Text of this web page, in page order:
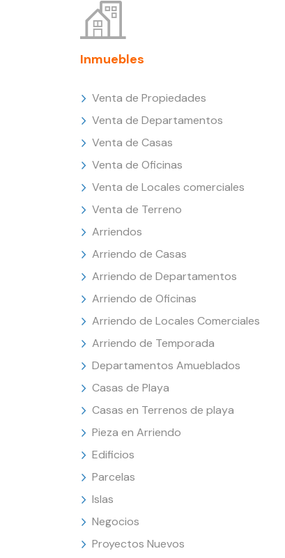
Inmuebles
Venta de Propiedades
Venta de Departamentos
Venta de Casas
Venta de Oficinas
Venta de Locales comerciales
Venta de Terreno
Arriendos
Arriendo de Casas
Arriendo de Departamentos
Arriendo de Oficinas
Arriendo de Locales Comerciales
Arriendo de Temporada
Departamentos Amueblados
Casas de Playa
Casas en Terrenos de playa
Pieza en Arriendo
Edificios
Parcelas
Islas
Negocios
Proyectos Nuevos